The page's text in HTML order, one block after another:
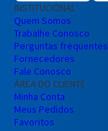
INSTITUCIONAL
Quem Somos
Trabalhe Conosco
Perguntas frequentes
Fornecedores
Fale Conosco
ÁREA DO CLIENTE
Minha Conta
Meus Pedidos
Favoritos